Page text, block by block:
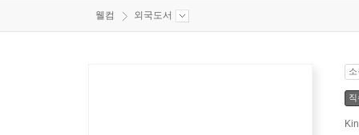
웰컴 외국도서